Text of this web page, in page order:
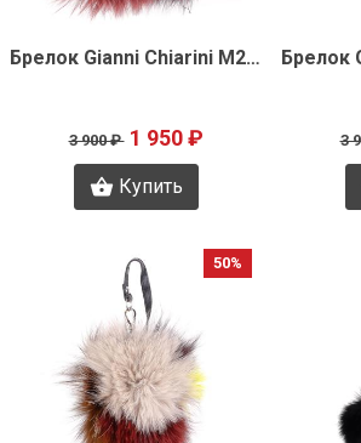
Быстрый просмотр Брелок Gianni Chiarini M2027
3 900 ₽ 1 950 ₽
Купить
3
50%